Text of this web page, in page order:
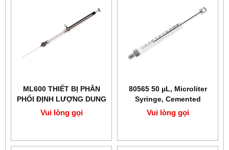
ML600 THIẾT BỊ PHÂN
PHỐI ĐỊNH LƯỢNG DUNG
DỊCH HAMILTON
Vui lòng gọi
80565 50 µL, Microliter
Syringe, Cemented
Needle (N) Hamilton
Vui lòng gọi